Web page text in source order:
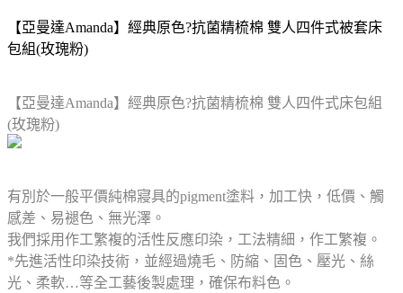
【亞曼達Amanda】經典原色?抗菌精梳棉 雙人四件式被套床
包組(玫瑰粉)
【亞曼達Amanda】經典原色?抗菌精梳棉 雙人四件式床包組
(玫瑰粉)
有別於一般平價純棉寢具的pigment塗料，加工快，低價、觸
感差、易褪色、無光澤。
我們採用作工繁複的活性反應印染，工法精細，作工繁複。
*先進活性印染技術，並經過燒毛、防縮、固色、壓光、絲
光、柔軟…等全工藝後製處理，確保布料色。